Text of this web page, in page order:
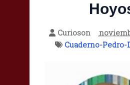
Curioson
Cuaderno-Pedro-